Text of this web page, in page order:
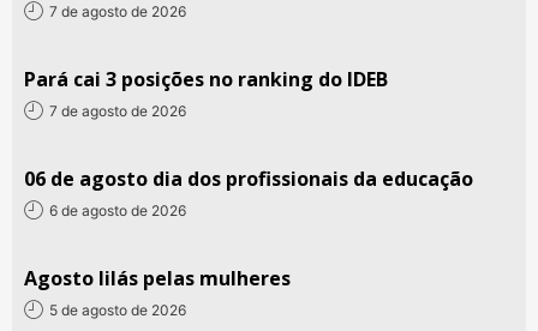
7 de agosto de 2026
Pará cai 3 posições no ranking do IDEB
7 de agosto de 2026
06 de agosto dia dos profissionais da educação
6 de agosto de 2026
Agosto lilás pelas mulheres
5 de agosto de 2026